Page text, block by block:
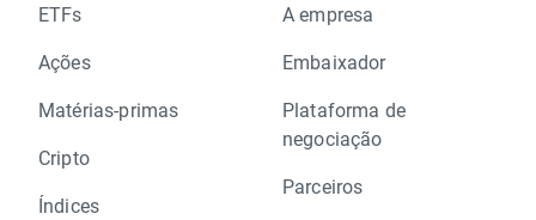
ETFs
Ações
Matérias-primas
Cripto
Índices
A empresa
Embaixador
Plataforma de
negociação
Parceiros